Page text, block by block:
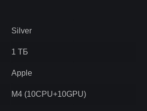
Silver
1 ТБ
Apple
M4 (10CPU+10GPU)